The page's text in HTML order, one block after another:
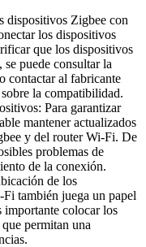
dispositivos Zigbee con
los dispositivos
que los dispositivos
se puede consultar la
contactar al fabricante
la compatibilidad.
Para garantizar
mantener actualizados
y del router Wi-Fi. De
problemas de
de la conexión.
de los
también juega un papel
colocar los
permitan una